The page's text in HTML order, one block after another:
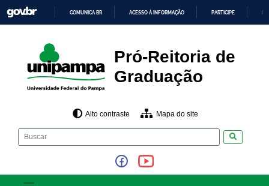
para
o
CONTEÚDO
COMUNICA BR ACESSO À INFORMAÇÃO PARTICIPE
Pró-Reitoria de
Graduação
Alto contraste Mapa do site